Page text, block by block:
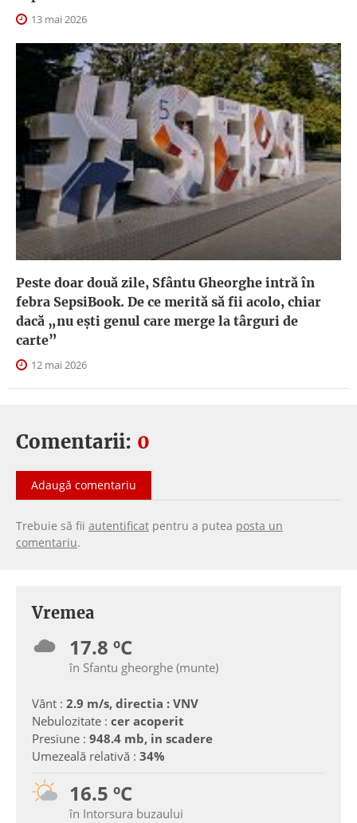
13 mai 2026
Peste doar două zile, Sfântu Gheorghe intră în
febra SepsiBook. De ce merită să fii acolo, chiar
dacă „nu ești genul care merge la târguri de
carte”
12 mai 2026
Comentarii: 0
Adaugă comentariu
Trebuie să fii autentificat pentru a putea posta un
comentariu.
Vremea
17.8 ºC
în Sfantu gheorghe (munte)
Vânt : 2.9 m/s, directia : VNV
Nebulozitate : cer acoperit
Presiune : 948.4 mb, in scadere
Umezeală relativă : 34%
16.5 ºC
în Intorsura buzaului